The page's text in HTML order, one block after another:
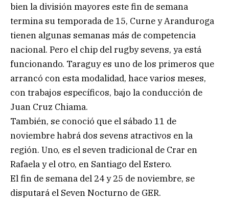
bien la división mayores este fin de semana
termina su temporada de 15, Curne y Aranduroga
tienen algunas semanas más de competencia
nacional. Pero el chip del rugby sevens, ya está
funcionando. Taraguy es uno de los primeros que
arrancó con esta modalidad, hace varios meses,
con trabajos específicos, bajo la conducción de
Juan Cruz Chiama.
También, se conoció que el sábado 11 de
noviembre habrá dos sevens atractivos en la
región. Uno, es el seven tradicional de Crar en
Rafaela y el otro, en Santiago del Estero.
El fin de semana del 24 y 25 de noviembre, se
disputará el Seven Nocturno de GER.